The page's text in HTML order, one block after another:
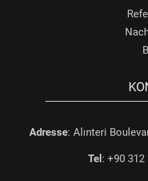
Adresse: Alınteri
Tel : +90 312